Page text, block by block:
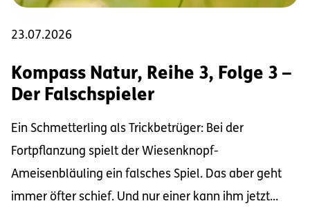
23.07.2026
Kompass Natur, Reihe 3, Folge 3 –
Der Falschspieler
Ein Schmetterling als Trickbetrüger: Bei der
Fortpflanzung spielt der Wiesenknopf-
Ameisenbläuling ein falsches Spiel. Das aber geht
immer öfter schief. Und nur einer kann ihm jetzt...